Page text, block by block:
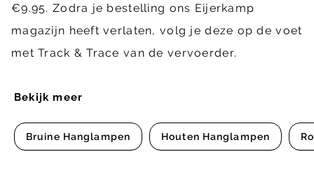
Bekijk meer
Bruine Hanglampen Houten Hanglampen
€9.95. Zodra je bestelling ons Eijerkamp
magazijn heeft verlaten, volg je deze op de voet
met Track & Trace van de vervoerder.